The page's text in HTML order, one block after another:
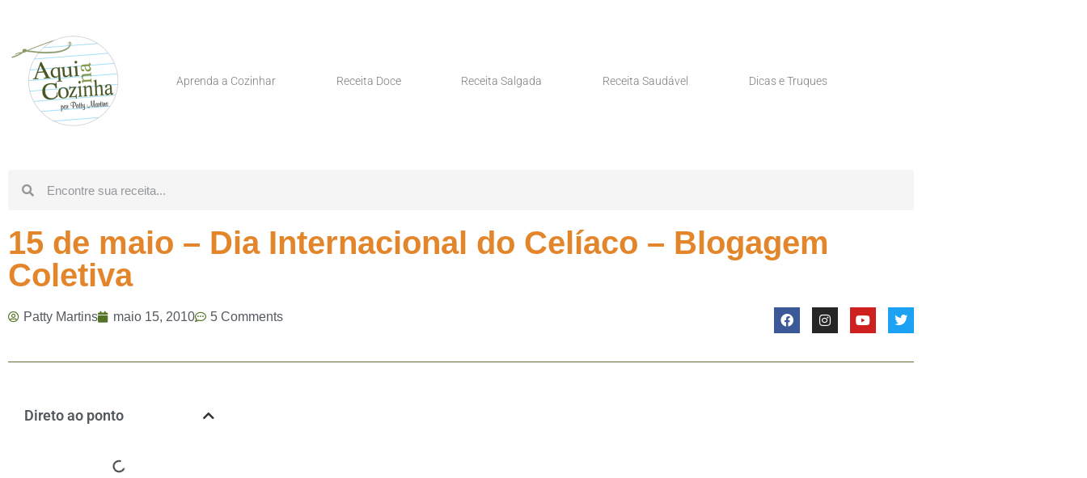
Aprenda a Cozinhar Receita Doce Receita Salgada Receita Saudável Dicas e Truques
15 de maio – Dia Internacional do Celíaco – Blogagem
Coletiva
Patty Martins maio 15, 2010 5 Comments
Direto ao ponto